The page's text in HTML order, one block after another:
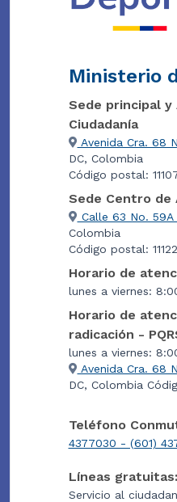
Ministerio
Sede principal y
Ciudadanía
Avenida Cra. 68
DC, Colombia
Código postal:
Sede Centro de
Calle 63 No.
Colombia
Código postal:
Horario de
lunes a viernes:
Horario de
radicación -
lunes a viernes:
Avenida Cra. 68
DC, Colombia
Teléfono
4377030 - (601)
Líneas gratuitas:
Servicio al